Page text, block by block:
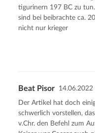
tigurinern 197 BC zu
sind bei beibrachte ca.
nicht nur krieger
Beat Pisor 14.06.2022
Der Artikel hat doch
schwerlich vorstellen,
v.Chr. den Befehl zum